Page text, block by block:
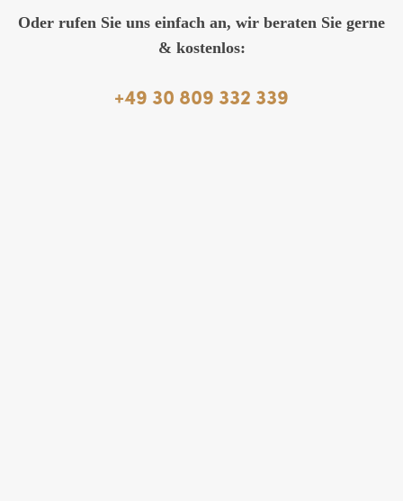
Oder rufen Sie uns einfach an, wir beraten Sie gerne
& kostenlos:
+49 30 809 332 339